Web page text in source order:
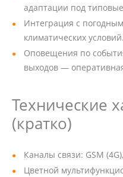
адаптации под
Интеграция с
климатических условий.
Оповещения по
выходов —
Технические
(кратко)
Каналы связи: GSM
Цветной